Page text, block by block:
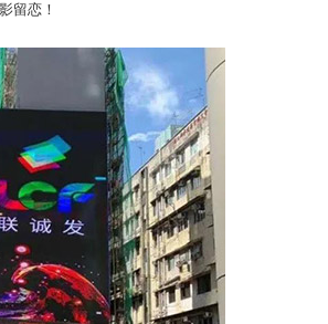
留恋！